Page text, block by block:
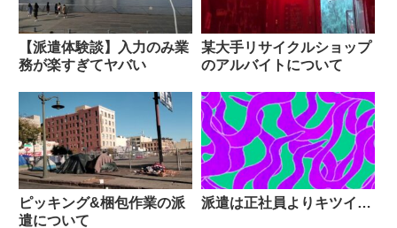
【派遣体験談】入力のみ業
務が楽すぎてヤバい
某大手リサイクルショップ
のアルバイトについて
ピッキング&梱包作業の派
遣について
派遣は正社員よりキツイ…